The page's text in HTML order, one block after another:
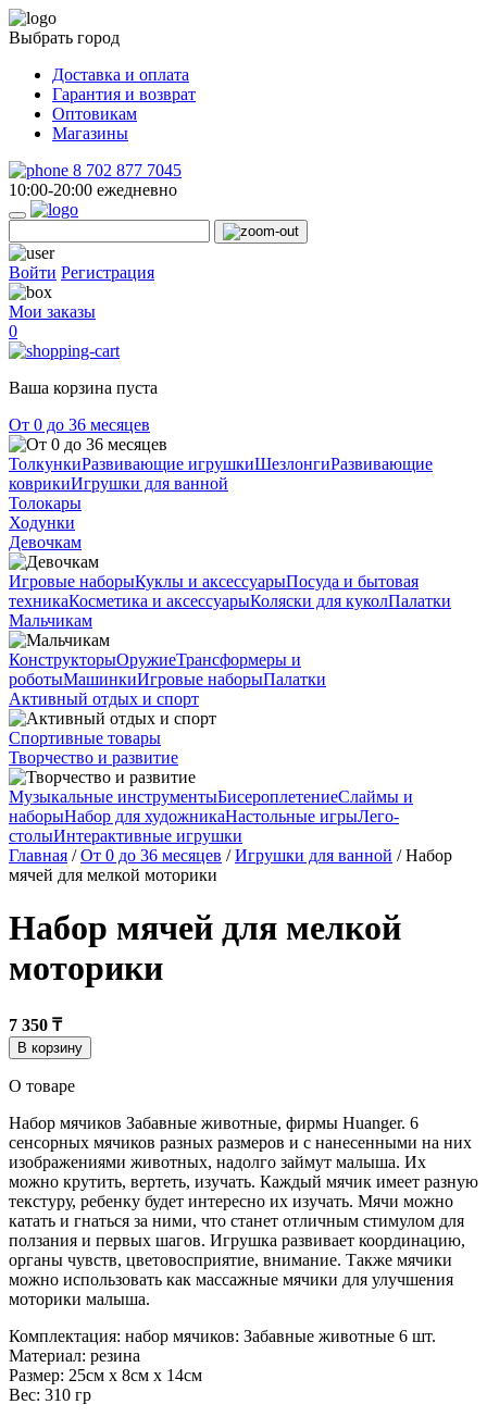
Выбрать город
Доставка и оплата
Гарантия и возврат
Оптовикам
Магазины
8 702 877 7045
10:00-20:00 ежедневно
Войти Регистрация
Мои заказы
0
Ваша корзина пуста
От 0 до 36 месяцев
ТолкункиРазвивающие игрушкиШезлонгиРазвивающие
коврикиИгрушки для ванной
Толокары
Ходунки
Девочкам
Игровые наборыКуклы и аксессуарыПосуда и бытовая
техникаКосметика и аксессуарыКоляски для куколПалатки
Мальчикам
КонструкторыОружиеТрансформеры и
роботыМашинкиИгровые наборыПалатки
Активный отдых и спорт
Спортивные товары
Творчество и развитие
Музыкальные инструментыБисероплетениеСлаймы и
наборыНабор для художникаНастольные игрыЛего-
столыИнтерактивные игрушки
Главная /От 0 до 36 месяцев /Игрушки для ванной / Набор
мячей для мелкой моторики
Набор мячей для мелкой
моторики
7 350 ₸
В корзину
О товаре
Набор мячиков Забавные животные, фирмы Huanger. 6
сенсорных мячиков разных размеров и с нанесенными на них
изображениями животных, надолго займут малыша. Их
можно крутить, вертеть, изучать. Каждый мячик имеет разную
текстуру, ребенку будет интересно их изучать. Мячи можно
катать и гнаться за ними, что станет отличным стимулом для
ползания и первых шагов. Игрушка развивает координацию,
органы чувств, цветовосприятие, внимание. Также мячики
можно использовать как массажные мячики для улучшения
моторики малыша.
Комплектация: набор мячиков: Забавные животные 6 шт.
Материал: резина
Размер: 25см x 8см x 14см
Вес: 310 гр